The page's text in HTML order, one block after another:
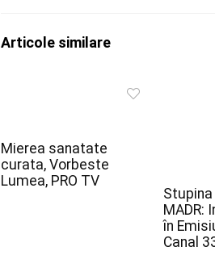
Articole similare
Mierea sanatate
curata, Vorbeste
Lumea, PRO TV
Stupina
MADR:
în
Canal